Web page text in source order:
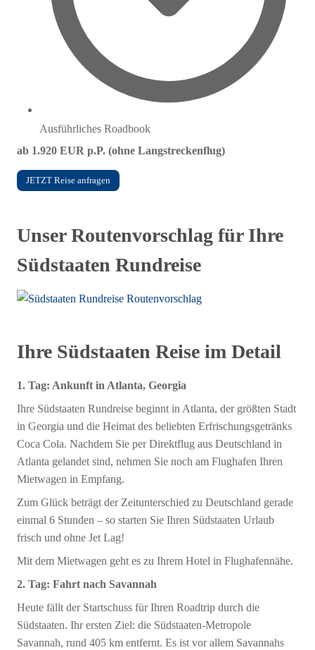
Ausführliches Roadbook
ab 1.920 EUR p.P. (ohne Langstreckenflug)
JETZT Reise anfragen
Unser Routenvorschlag für Ihre
Südstaaten Rundreise
Ihre Südstaaten Reise im Detail
1. Tag: Ankunft in Atlanta, Georgia
Ihre Südstaaten Rundreise beginnt in Atlanta, der größten Stadt
in Georgia und die Heimat des beliebten Erfrischungsgetränks
Coca Cola. Nachdem Sie per Direktflug aus Deutschland in
Atlanta gelandet sind, nehmen Sie noch am Flughafen Ihren
Mietwagen in Empfang.
Zum Glück beträgt der Zeitunterschied zu Deutschland gerade
einmal 6 Stunden – so starten Sie Ihren Südstaaten Urlaub
frisch und ohne Jet Lag!
Mit dem Mietwagen geht es zu Ihrem Hotel in Flughafennähe.
2. Tag: Fahrt nach Savannah
Heute fällt der Startschuss für Ihren Roadtrip durch die
Südstaaten. Ihr ersten Ziel: die Südstaaten-Metropole
Savannah, rund 405 km entfernt. Es ist vor allem Savannahs